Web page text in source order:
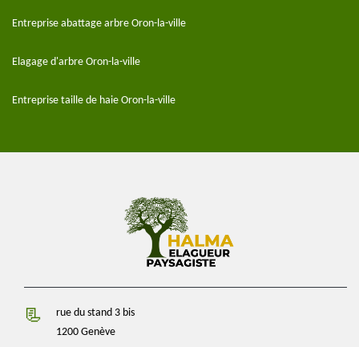
Entreprise abattage arbre Oron-la-ville
Elagage d'arbre Oron-la-ville
Entreprise taille de haie Oron-la-ville
rue du stand 3 bis
1200 Genève